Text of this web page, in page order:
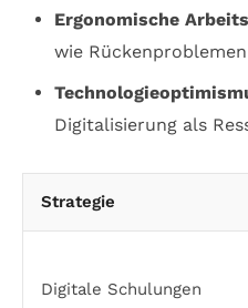
Ergonomische
wie
Digitalisierung als
Strategie
Digitale Schulungen